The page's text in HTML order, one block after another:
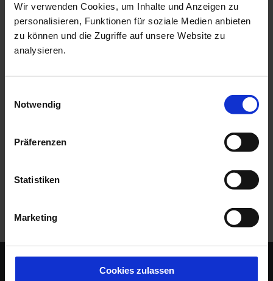
Wir verwenden Cookies, um Inhalte und Anzeigen zu
personalisieren, Funktionen für soziale Medien anbieten
zu können und die Zugriffe auf unsere Website zu
analysieren.
Notwendig
Präferenzen
Statistiken
Marketing
Cookies zulassen
spezifischen CO₂-Emissionen neuer
Personenkraftwagen können dem „Leitfaden über den
Kraftstoffverbrauch, die CO₂-Emissionen und den
Stromverbrauch neuer Personenkraftwagen“
Helmuth-Hirth-Straße 1, D-73760 Ostfildern oder unter
Kraftstoffverbräuchen und CO₂-Emissionen sowie CO₂-
Klassen; bei Spannbreiten in Abhängigkeit von der